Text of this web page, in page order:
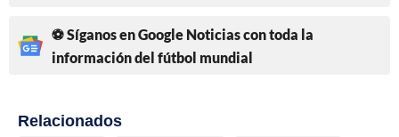
⚽ Síganos en Google Noticias con toda la
información del fútbol mundial
Relacionados